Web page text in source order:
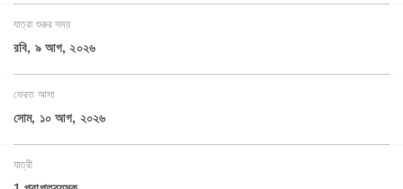
যাত্রা শুরুর সময়
রবি, ৯ আগ, ২০২৬
ফেরত আসা
সোম, ১০ আগ, ২০২৬
যাত্রী